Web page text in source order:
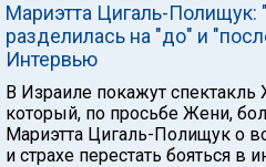
Мариэтта Цигаль-
разделилась на "до" и
Интервью
В Израиле покажут
который, по просьбе Жени,
Мариэтта Цигаль-Полищук о
и страхе перестать бояться в